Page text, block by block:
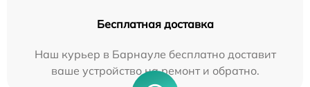
Бесплатная доставка
Наш курьер в Барнауле бесплатно доставит
ваше устройство на ремонт и обратно.